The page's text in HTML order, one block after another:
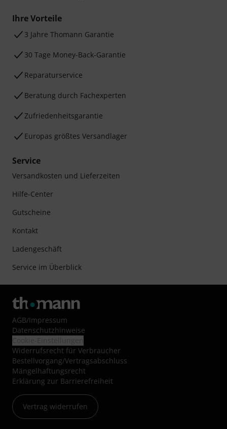
Ihre Vorteile
3 Jahre Thomann Garantie
30 Tage Money-Back-Garantie
Reparaturservice
Beratung durch Fachexperten
Zufriedenheitsgarantie
Europas größtes Versandlager
Service
Versandkosten und Lieferzeiten
Hilfe-Center
Gutscheine
Kontakt
Ladengeschäft
Service im Überblick
AGB/Impressum
Datenschutzhinweise
Widerrufsrecht für Verbraucher
Bestellvorgang/Vertragsabschluss
Mängelhaftungsrecht
Erklärung zur Barrierefreiheit
Vertrag widerrufen